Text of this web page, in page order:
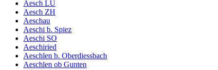
Aesch LU
Aesch ZH
Aeschau
Aeschi b. Spiez
Aeschi SO
Aeschiried
Aeschlen b. Oberdiessbach
Aeschlen ob Gunten